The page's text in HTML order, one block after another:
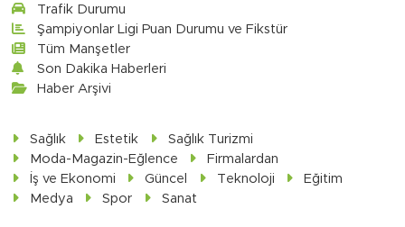
Trafik Durumu
Şampiyonlar Ligi Puan Durumu ve Fikstür
Tüm Manşetler
Son Dakika Haberleri
Haber Arşivi
Sağlık Estetik
Sağlık Turizmi
Moda-Magazin-Eğlence
Firmalardan
İş ve Ekonomi
Güncel Teknoloji
Eğitim
Medya
Spor Sanat